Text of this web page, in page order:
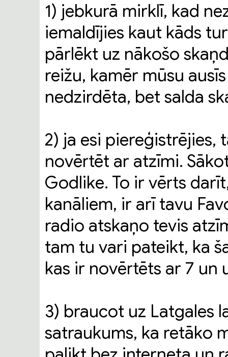
1) jebkurā mirklī, kad
iemaldījies kaut kāds
pārlēkt uz nākošo
reižu, kamēr mūsu
nedzirdēta, bet salda
2) ja esi piereģistrējies,
novērtēt ar atzīmi.
Godlike. To ir vērts
kanāliem, ir arī tavu
radio atskaņo tevis
tam tu vari pateikt, ka
kas ir novērtēts ar 7 un
3) braucot uz Latgales
satraukums, ka retāko